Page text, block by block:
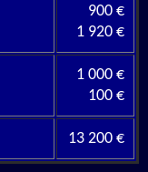
900 €
1 920 €
1 000 €
100 €
13 200 €